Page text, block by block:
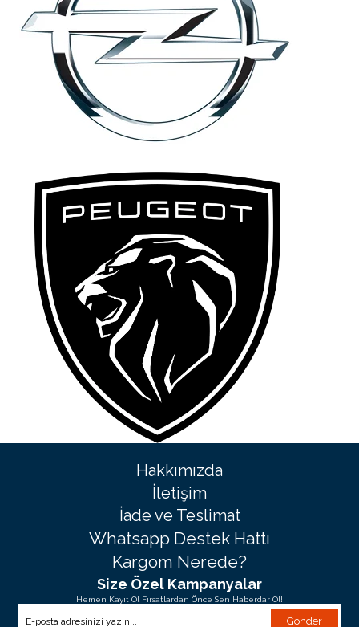
Hakkımızda
İletişim
İade ve Teslimat
Whatsapp Destek Hattı
Kargom Nerede?
Size Özel Kampanyalar
Hemen Kayıt Ol Fırsatlardan Önce Sen Haberdar Ol!
Gönder